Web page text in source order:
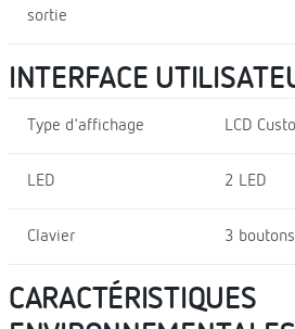
sortie
INTERFACE
Type d'affichage LCD
LED 2 LED
Clavier 3
CARACTÉRISTIQUES